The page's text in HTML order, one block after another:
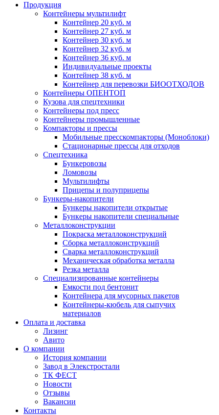
Продукция
Контейнеры мультилифт
Контейнер 20 куб. м
Контейнер 27 куб. м
Контейнер 30 куб. м
Контейнер 32 куб. м
Контейнер 36 куб. м
Индивидуальные проекты
Контейнер 38 куб. м
Контейнер для перевозки БИООТХОДОВ
Контейнеры ОПЕНТОП
Кузова для спецтехники
Контейнеры под пресс
Контейнеры промышленные
Компакторы и прессы
Мобильные пресскомпакторы (Моноблоки)
Стационарные прессы для отходов
Спецтехника
Бункеровозы
Ломовозы
Мультилифты
Прицепы и полуприцепы
Бункеры-накопители
Бункеры накопители открытые
Бункеры накопители специальные
Металлоконструкции
Покраска металлоконструкций
Сборка металлоконструкций
Сварка металлоконструкций
Механическая обработка металла
Резка металла
Специализированные контейнеры
Емкости под бентонит
Контейнера для мусорных пакетов
Контейнеры-кюбель для сыпучих
материалов
Оплата и доставка
Лизинг
Авито
О компании
История компании
Завод в Элекстростали
ТК ФЕСТ
Новости
Отзывы
Вакансии
Контакты